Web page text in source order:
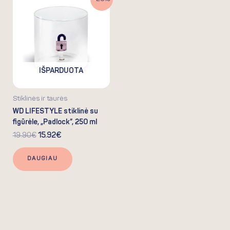
IŠPARDUOTA
Stiklinės ir taurės
WD LIFESTYLE stiklinė su
figūrėle, „Padlock”, 250 ml
19.90€
19.90€.
15.92€
15.92€.
DAUGIAU